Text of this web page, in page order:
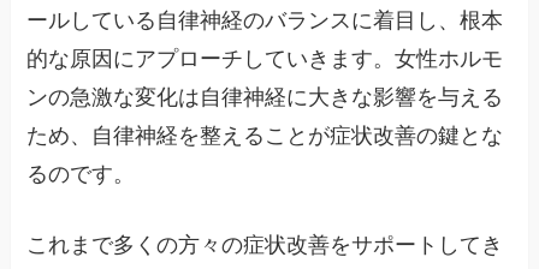
ールしている自律神経のバランスに着目し、根本
的な原因にアプローチしていきます。女性ホルモ
ンの急激な変化は自律神経に大きな影響を与える
ため、自律神経を整えることが症状改善の鍵とな
るのです。
これまで多くの方々の症状改善をサポートしてき